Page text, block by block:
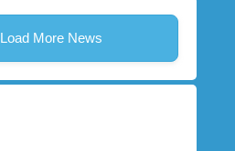
Load More News